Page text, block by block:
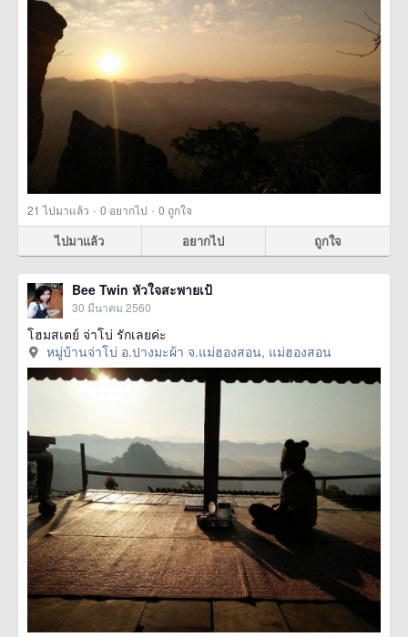
21 ไปมาแล้ว · 0 อยากไป · 0 ถูกใจ
ไปมาแล้ว อยากไป ถูกใจ
Bee Twin หัวใจสะพายเป้
30 มีนาคม 2560
โฮมสเตย์ จ่าโบ่ รักเลยค่ะ
หมู่บ้านจ่าโบ่ อ.ปางมะผ้า จ.แม่ฮองสอน, แม่ฮองสอน